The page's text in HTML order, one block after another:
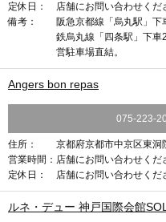
定休日：
店舗にお問い合わせくだ
備考：
阪急京都線「烏丸駅」
鉄烏丸線「四条駅」下
営駐車場直結。
Angers bon repas
075-223-
住所：
京都府京都市中京区東
営業時間： 店舗にお問い合わせくだ
定休日：
店舗にお問い合わせくだ
ルネ・デュー 神戸国際会館